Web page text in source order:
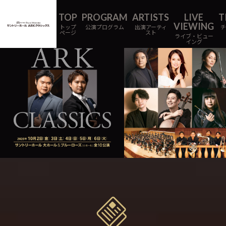
トップ
ページ
公演プログラム 出演アーティ
スト ライブ・ビュー
イング